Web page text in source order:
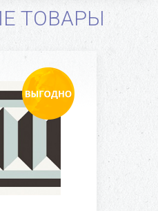
ТОВАРЫ